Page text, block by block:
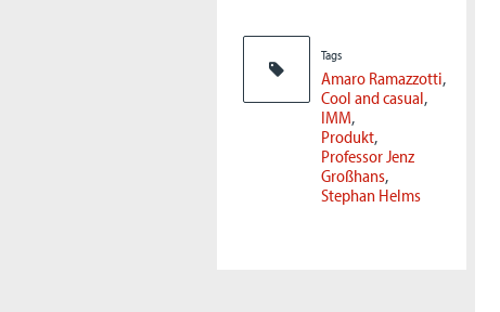
Tags
Amaro Ramazzotti
Cool and casual
IMM
Produkt
Professor Jenz
Großhans
Stephan Helms